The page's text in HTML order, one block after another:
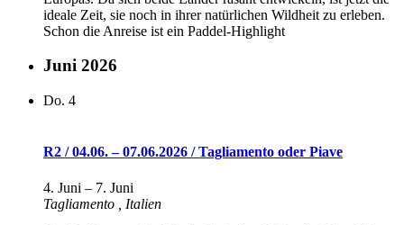
ideale Zeit, sie noch in ihrer natürlichen Wildheit zu erleben.
Schon die Anreise ist ein Paddel-Highlight
Juni 2026
Do. 4
R2 / 04.06. – 07.06.2026 / Tagliamento oder Piave
4. Juni – 7. Juni
Tagliamento
, Italien